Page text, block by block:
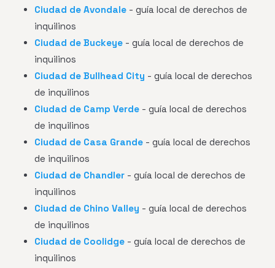
Ciudad de Avondale - guía local de derechos de
inquilinos
Ciudad de Buckeye - guía local de derechos de
inquilinos
Ciudad de Bullhead City - guía local de derechos
de inquilinos
Ciudad de Camp Verde - guía local de derechos
de inquilinos
Ciudad de Casa Grande - guía local de derechos
de inquilinos
Ciudad de Chandler - guía local de derechos de
inquilinos
Ciudad de Chino Valley - guía local de derechos
de inquilinos
Ciudad de Coolidge - guía local de derechos de
inquilinos